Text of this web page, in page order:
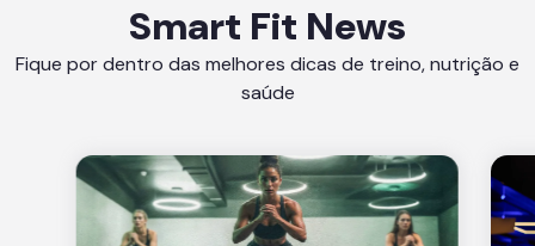
Smart Fit News
Fique por dentro das melhores dicas de treino, nutrição e
saúde